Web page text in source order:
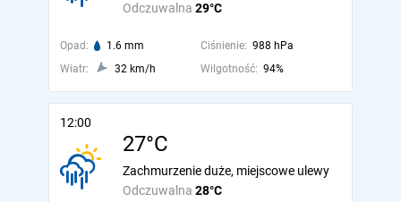
Odczuwalna 29°C
Opad: 1.6 mm Ciśnienie: 988 hPa
Wiatr:
32 km/h Wilgotność: 94%
12:00
27°C
Odczuwalna 28°C
Zachmurzenie duże, miejscowe ulewy